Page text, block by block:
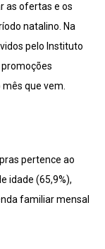
as ofertas e os
natalino. Na
pelo Instituto
que vem.
pertence ao
idade (65,9%),
familiar mensal